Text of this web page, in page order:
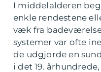
I middelalderen
enkle rendestene
væk fra
systemer var ofte
de udgjorde en
i det 19.